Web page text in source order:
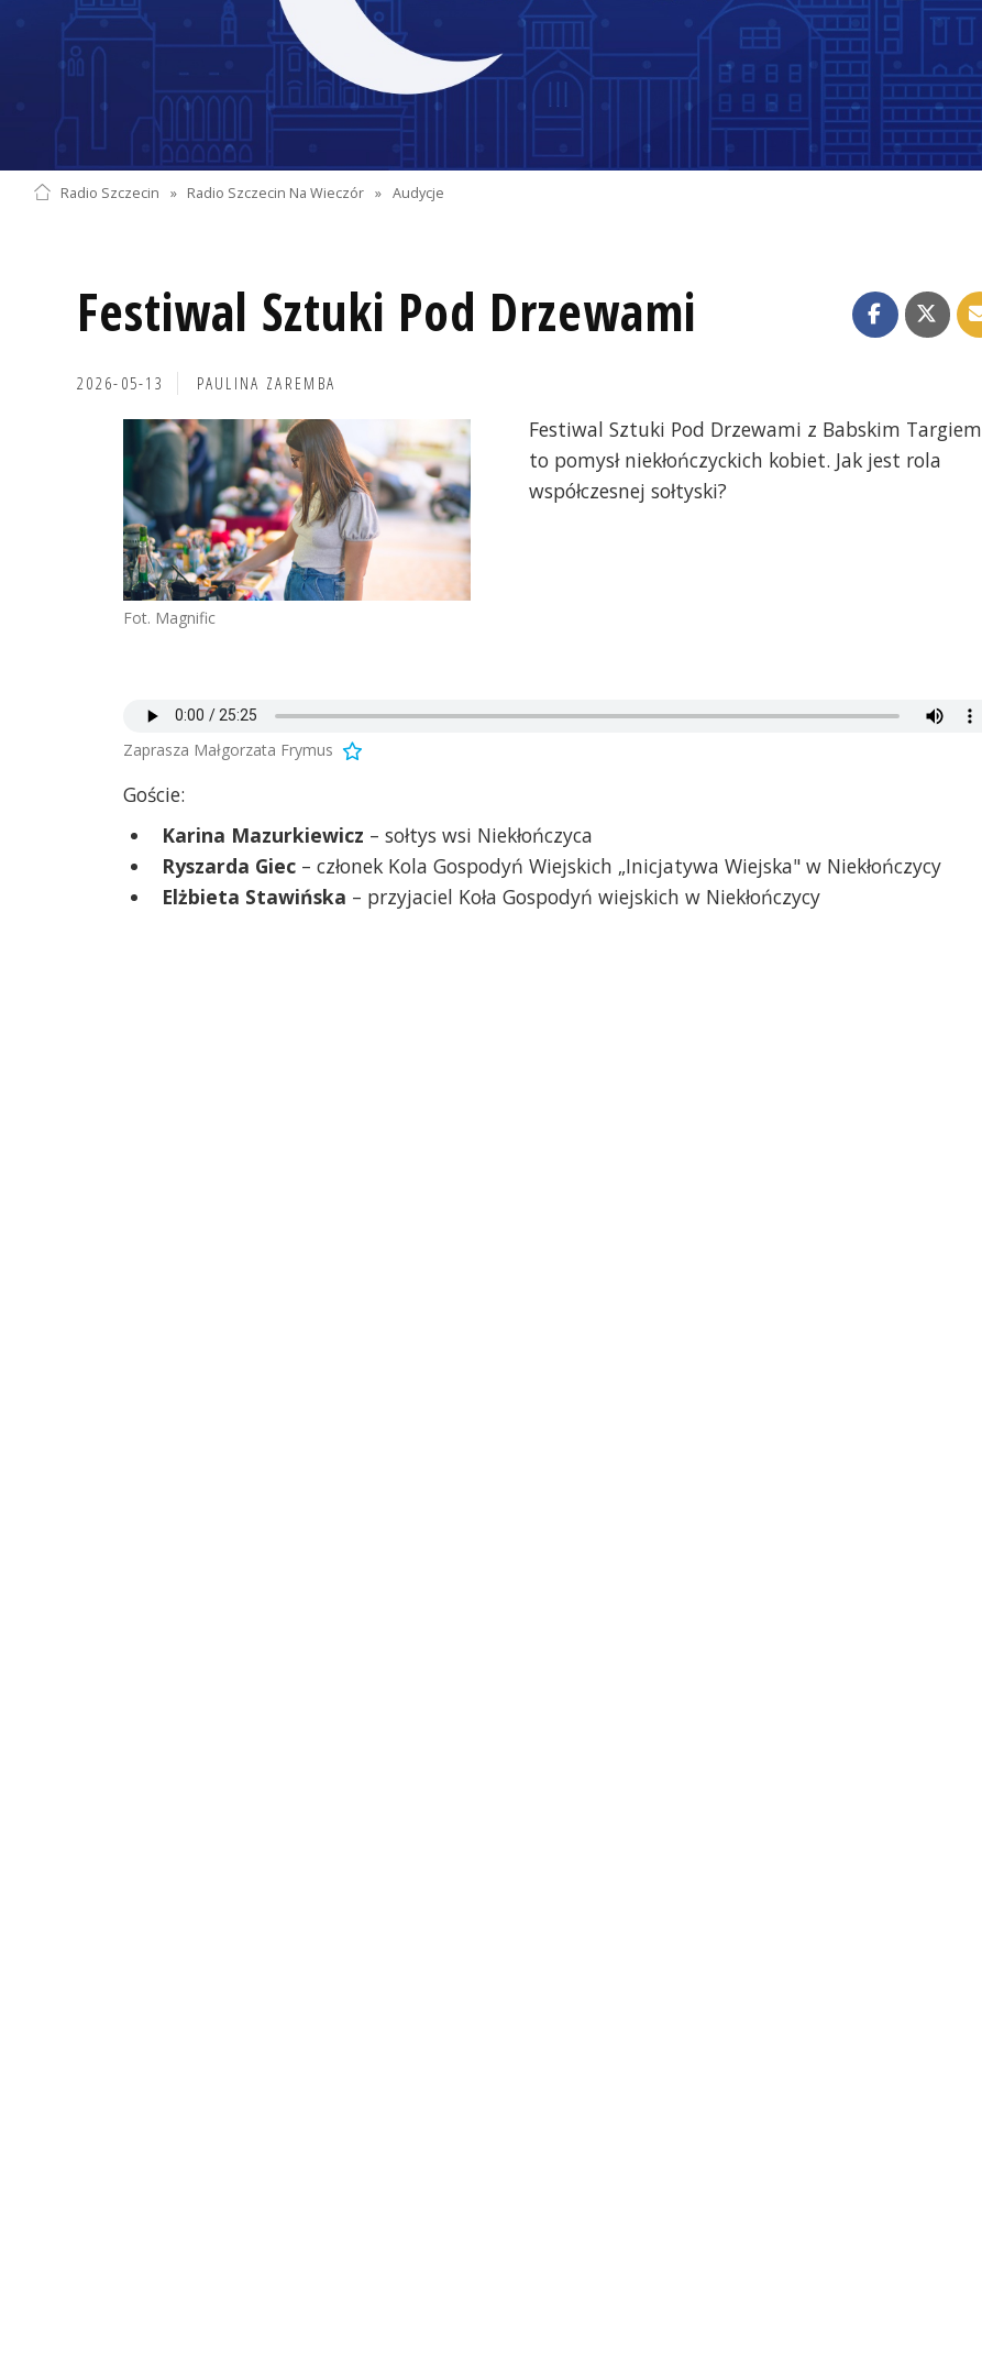
Radio Szczecin » Radio Szczecin Na Wieczór » Audycje
Festiwal Sztuki Pod Drzewami
2026-05-13 PAULINA ZAREMBA
Fot. Magnific
Festiwal Sztuki Pod Drzewami z Babskim Targiem
to pomysł niekłończyckich kobiet. Jak jest rola
współczesnej sołtyski?
Zaprasza Małgorzata Frymus
Goście:
Karina Mazurkiewicz – sołtys wsi Niekłończyca
Ryszarda Giec – członek Kola Gospodyń Wiejskich „Inicjatywa Wiejska" w Niekłończycy
Elżbieta Stawińska – przyjaciel Koła Gospodyń wiejskich w Niekłończycy